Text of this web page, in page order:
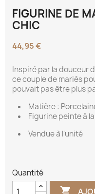
FIGURINE DE
CHIC
44,95 €
Inspiré par la douceur
ce couple de mariés
pouvait pas être plus
Matière :
Figurine peinte à
Vendue à l'unité
Quantité
